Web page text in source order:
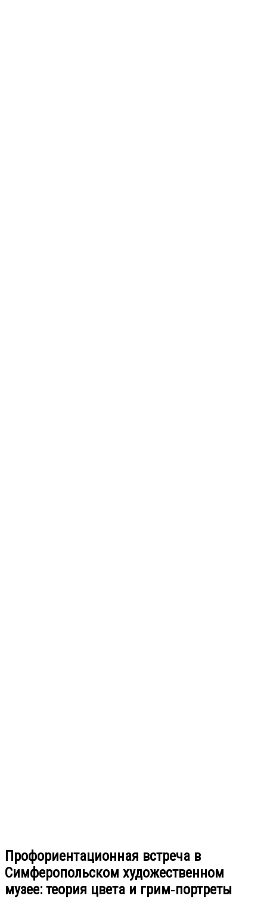
Профориентационная встреча в
Симферопольском художественном
музее: теория цвета и грим‑портреты